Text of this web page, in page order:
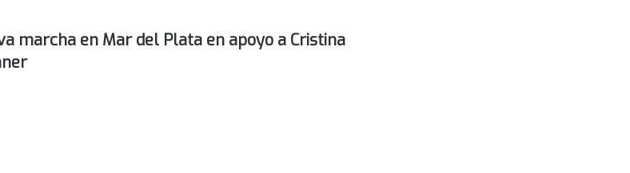
marcha en Mar del Plata en apoyo a Cristina